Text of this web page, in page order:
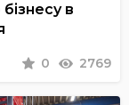
в
0 2769